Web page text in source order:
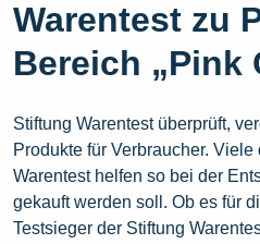
Warentest zu
Bereich „Pink
Stiftung Warentest überprüft,
Produkte für Verbraucher. Viele
Warentest helfen so bei der
gekauft werden soll. Ob es für
Testsieger der Stiftung